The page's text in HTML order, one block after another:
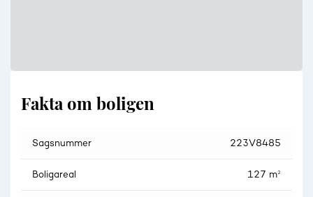
Fakta om boligen
Sagsnummer 223V8485
Boligareal 127 m²